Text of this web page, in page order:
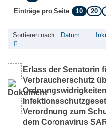
Einträge pro Seite
10 20
Sortieren nach: Datum
Erlass der Senatorin
Verbraucherschutz
Verordnung zum
dem Coronavirus